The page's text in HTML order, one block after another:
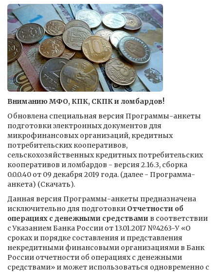
Вниманию МФО, КПК, СКПК и ломбардов!
Обновлена специальная версия Программы-анкеты
подготовки электронных документов для
микрофинансовых организаций, кредитных
потребительских кооперативов,
сельскохозяйственных кредитных потребительских
кооперативов и ломбардов - версия 2.16.3, сборка
0.0.0.40 от 09 декабря 2019 года. (далее - Программа-
анкета) (Скачать).
Данная версия Программы-анкеты предназначена
исключительно для подготовки Отчетности об
операциях с денежными средствами в соответствии
с Указанием Банка России от 13.01.2017 №4263-У «О
сроках и порядке составления и представления
некредитными финансовыми организациями в Банк
России отчетности об операциях с денежными
средствами» и может использоваться одновременно с